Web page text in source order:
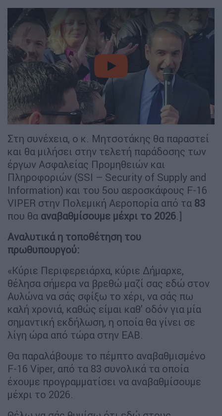
video
Στη συνέχεια, ο κ. Μητσοτάκης θα παραστεί
και θα μιλήσει στην τελετή παράδοσης των
έργων Ασφαλείας Προμηθειών και
Πληροφοριών (SSI – Security of Supply and
Information) και του 5ου αεροσκάφους F-16
VIPER στην Πολεμική Αεροπορία από τα 83
που θα αναβαθμίσουμε μέχρι το 2026.]
Αναλυτικά η τοποθέτηση του
πρωθυπουργού:
«Κύριε Περιφερειάρχα, κύριε Δήμαρχε,
θέλησα σήμερα να βρεθώ μαζί σας εδώ στον
Αυλώνα να σάς σφίξω το χέρι, να σάς πω
καλή χρονιά, καθώς είμαι καθ’ οδόν για μία
σημαντική εκδήλωση, η οποία θα γίνει σε
λίγη ώρα από τώρα στην ΕΑΒ.
Θα παραλάβουμε το πέμπτο αναβαθμισμένο
F-16 Viper, από τα 83 συνολικά τα οποία
έχουμε προγραμματίσει να αναβαθμίσουμε
μέχρι το 2026.